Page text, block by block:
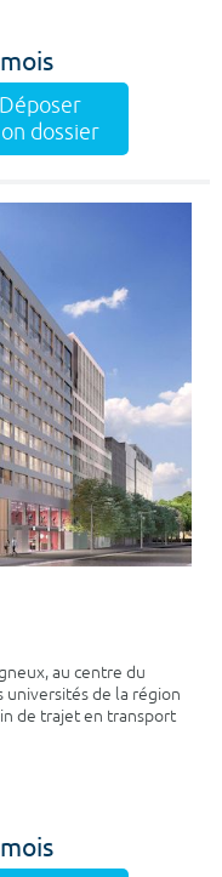
Déposer
dossier
au centre du
universités de la région
de trajet en transport